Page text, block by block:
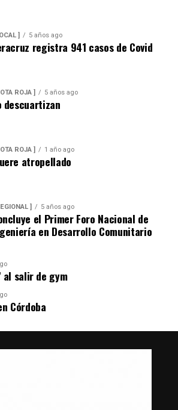
] 5 años ago
registra 941 casos de Covid
ROJA ] 5 años ago
descuartizan
ROJA ] 1 año ago
atropellado
] 5 años ago
el Primer Foro Nacional de
en Desarrollo Comunitario
al salir de gym
Córdoba